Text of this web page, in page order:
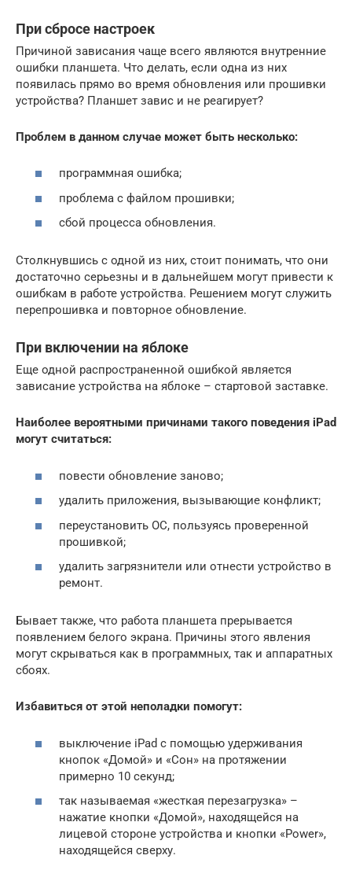
При сбросе настроек
Причиной зависания чаще всего являются внутренние
ошибки планшета. Что делать, если одна из них
появилась прямо во время обновления или прошивки
устройства? Планшет завис и не реагирует?
Проблем в данном случае может быть несколько:
программная ошибка;
проблема с файлом прошивки;
сбой процесса обновления.
Столкнувшись с одной из них, стоит понимать, что они
достаточно серьезны и в дальнейшем могут привести к
ошибкам в работе устройства. Решением могут служить
перепрошивка и повторное обновление.
При включении на яблоке
Еще одной распространенной ошибкой является
зависание устройства на яблоке – стартовой заставке.
Наиболее вероятными причинами такого поведения iPad
могут считаться:
повести обновление заново;
удалить приложения, вызывающие конфликт;
переустановить ОС, пользуясь проверенной
прошивкой;
удалить загрязнители или отнести устройство в
ремонт.
Бывает также, что работа планшета прерывается
появлением белого экрана. Причины этого явления
могут скрываться как в программных, так и аппаратных
сбоях.
Избавиться от этой неполадки помогут:
выключение iPad с помощью удерживания
кнопок «Домой» и «Сон» на протяжении
примерно 10 секунд;
так называемая «жесткая перезагрузка» –
нажатие кнопки «Домой», находящейся на
лицевой стороне устройства и кнопки «Power»,
находящейся сверху.